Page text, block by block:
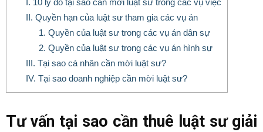
I. 10 lý do tại sao cần mời luật sư trong các vụ việc
II. Quyền hạn của luật sư tham gia các vụ án
1. Quyền của luật sư trong các vụ án dân sự
2. Quyền của luật sư trong các vụ án hình sự
III. Tại sao cá nhân cần mời luật sư?
IV. Tại sao doanh nghiệp cần mời luật sư?
Tư vấn tại sao cần thuê luật sư giải